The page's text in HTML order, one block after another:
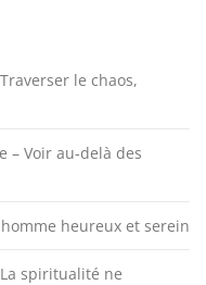
le chaos,
– Voir au-delà des
heureux et serein
La spiritualité ne